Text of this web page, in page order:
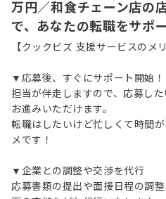
万円／和食チェーン店の
で、あなたの転職をサポ
【クックビズ 支援サービスのメ
▼応募後、すぐにサポート開始！
担当が伴走しますので、応募し
お進みいただけます。
転職はしたいけど忙しくて時間
メです！
▼企業との調整や交渉を代行
応募書類の提出や面接日程の調